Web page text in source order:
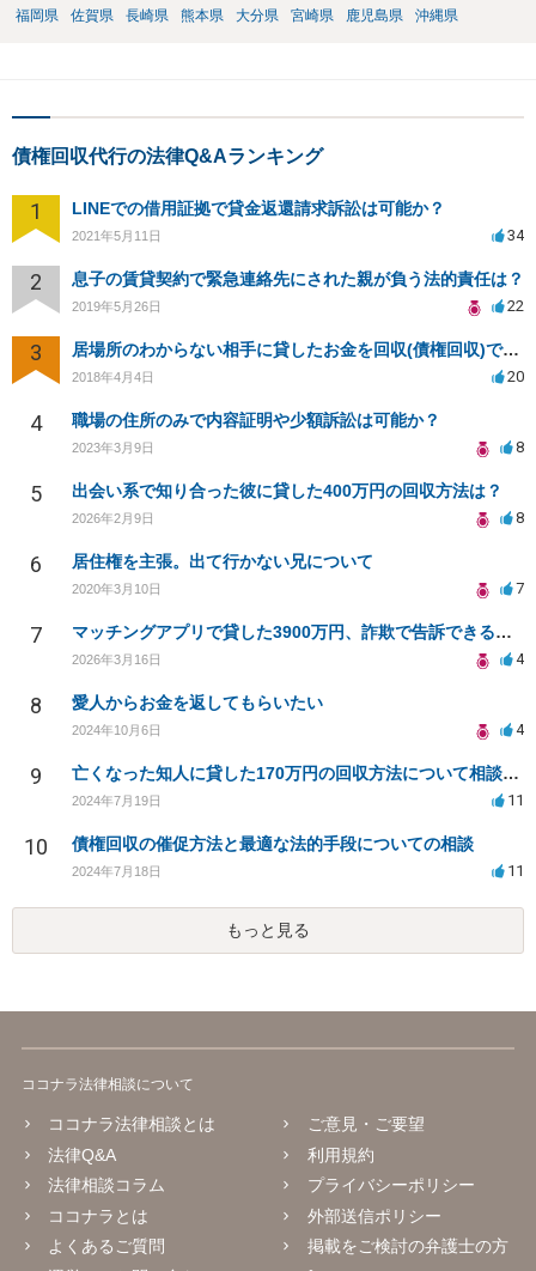
福岡県
佐賀県 長崎県 熊本県 大分県 宮崎県 鹿児島県 沖縄県
債権回収代行の法律Q&Aランキング
1 LINEでの借用証拠で貸金返還請求訴訟は可能か？
2021年5月11日 34
2 息子の賃貸契約で緊急連絡先にされた親が負う法的責任は？
2019年5月26日 22
3 居場所のわからない相手に貸したお金を回収(債権回収)できますか？
2018年4月4日 20
4 職場の住所のみで内容証明や少額訴訟は可能か？
2023年3月9日 8
5 出会い系で知り合った彼に貸した400万円の回収方法は？
2026年2月9日 8
6 居住権を主張。出て行かない兄について
2020年3月10日 7
7 マッチングアプリで貸した3900万円、詐欺で告訴できるか？
2026年3月16日 4
8 愛人からお金を返してもらいたい
2024年10月6日 4
9 亡くなった知人に貸した170万円の回収方法について相談したい
2024年7月19日 11
10 債権回収の催促方法と最適な法的手段についての相談
2024年7月18日 11
もっと見る
ココナラ法律相談について
ココナラ法律相談とは
法律Q&A
法律相談コラム
ココナラとは
よくあるご質問
ご意見・ご要望
利用規約
プライバシーポリシー
外部送信ポリシー
掲載をご検討の弁護士の方